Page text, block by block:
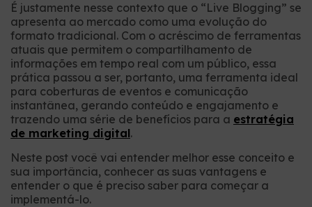
É justamente nesse contexto que o “Live Blogging” se
apresenta ao mercado como uma evolução do
formato tradicional. Com o acréscimo de ferramentas
atuais que permitem o compartilhamento de
informações em tempo real com um público, essa
prática passou a ser, portanto, uma ferramenta ideal
para coberturas de eventos e comunicação
instantânea, gerando conteúdo e engajamento e
trazendo uma série de benefícios para a estratégia
de marketing digital.
Neste post você vai entender melhor esse conceito e
sua importância, conhecer as suas vantagens e
entender o que é preciso saber para começar a
implementá-lo.